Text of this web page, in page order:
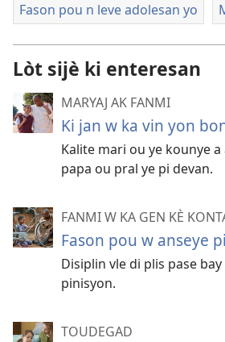
Fason pou n leve adolesan yo
Lòt sijè ki enteresan
MARYAJ AK FANMI
Ki jan w ka vin yon
Kalite mari ou ye kounye
papa ou pral ye pi devan.
FANMI W KA GEN KÈ
Fason pou w anseye
Disiplin vle di plis pase
pinisyon.
TOUDEGAD